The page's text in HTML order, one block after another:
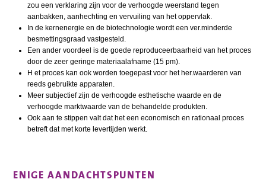
zou een verklaring zijn voor de verhoogde weerstand tegen
aanbakken, aanhechting en vervuiling van het oppervlak.
In de kernenergie en de biotechnologie wordt een ver.minderde
besmettingsgraad vastgesteld.
Een ander voordeel is de goede reproduceerbaarheid van het proces
door de zeer geringe materiaalafname (15 pm).
H et proces kan ook worden toegepast voor het her.waarderen van
reeds gebruikte apparaten.
Meer subjectief zijn de verhoogde esthetische waarde en de
verhoogde marktwaarde van de behandelde produkten.
Ook aan te stippen valt dat het een economisch en rationaal proces
betreft dat met korte levertijden werkt.
ENIGE AANDACHTSPUNTEN